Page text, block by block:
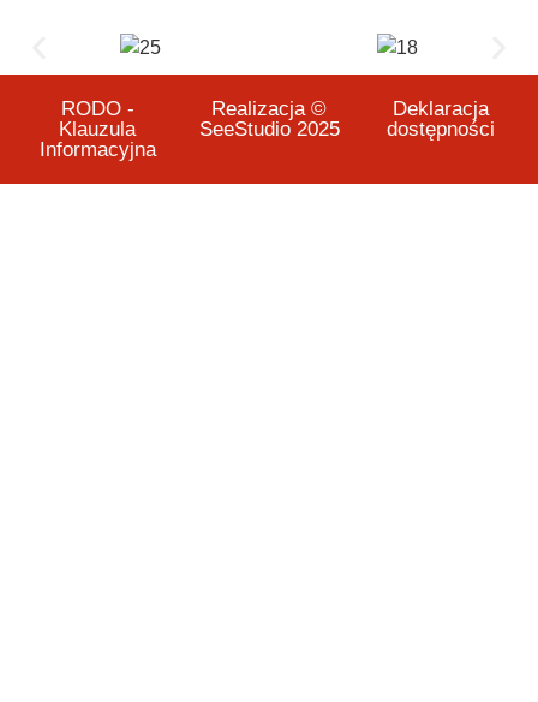
RODO -
Klauzula
Informacyjna
Realizacja ©
SeeStudio 2025
Deklaracja
dostępności